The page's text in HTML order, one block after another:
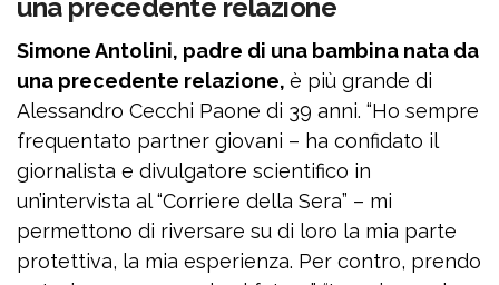
una precedente relazione
Simone Antolini, padre di una bambina nata da
una precedente relazione, è più grande di
Alessandro Cecchi Paone di 39 anni. “Ho sempre
frequentato partner giovani – ha confidato il
giornalista e divulgatore scientifico in
un’intervista al “Corriere della Sera” – mi
permettono di riversare su di loro la mia parte
protettiva, la mia esperienza. Per contro, prendo